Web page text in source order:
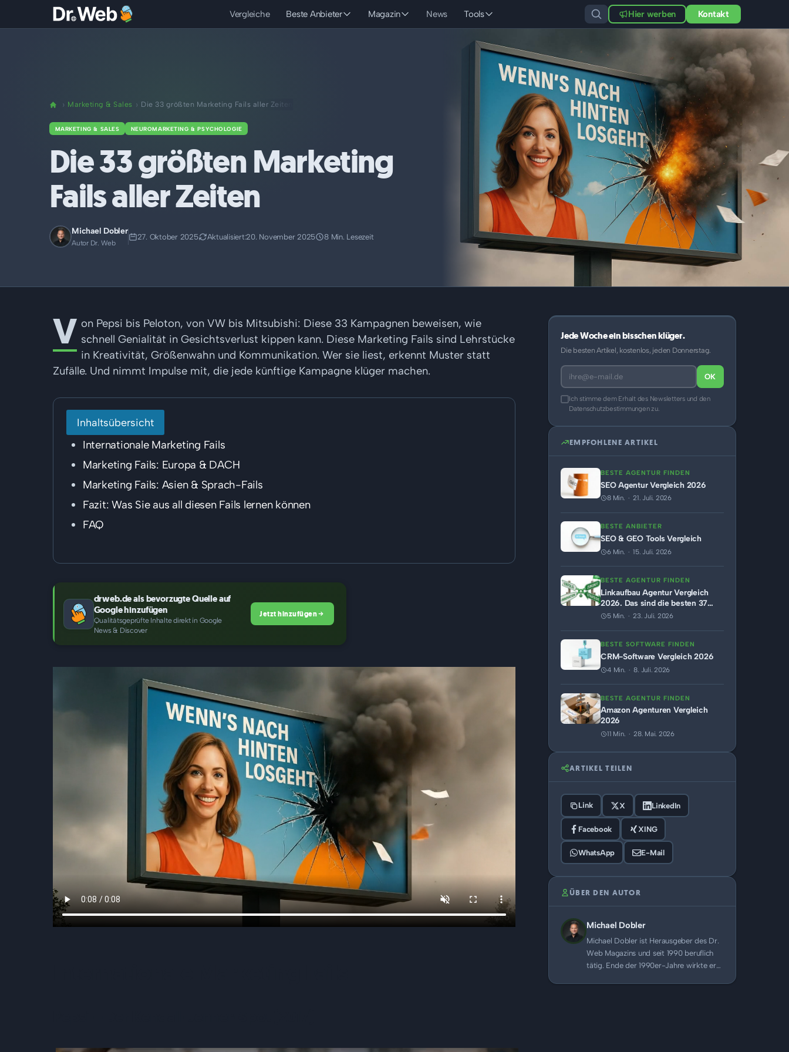
Vergleiche Beste Anbieter Magazin News Tools Hier werben Kontakt
Marketing & Sales Die 33 größten Marketing Fails aller Zeiten
MARKETING & SALES NEUROMARKETING & PSYCHOLOGIE
Die 33 größten Marketing
Fails aller Zeiten
Michael Dobler
Autor Dr. Web
27. Oktober 2025 Aktualisiert:20. November 2025 8 Min. Lesezeit
V on Pepsi bis Peloton, von VW bis Mitsubishi: Diese 33 Kampagnen beweisen, wie
schnell Genialität in Gesichtsverlust kippen kann. Diese Marketing Fails sind Lehrstücke
in Kreativität, Größenwahn und Kommunikation. Wer sie liest, erkennt Muster statt
Zufälle. Und nimmt Impulse mit, die jede künftige Kampagne klüger machen.
Inhaltsübersicht
Internationale Marketing Fails
Marketing Fails: Europa & DACH
Marketing Fails: Asien & Sprach-Fails
Fazit: Was Sie aus all diesen Fails lernen können
FAQ
drweb.de als bevorzugte Quelle auf
Google hinzufügen
Qualitätsgeprüfte Inhalte direkt in Google
News & Discover
Jetzt hinzufügen
Jede Woche ein bisschen klüger.
Die besten Artikel, kostenlos, jeden Donnerstag.
OK
Ich stimme dem Erhalt des Newsletters und den
Datenschutzbestimmungen zu.
EMPFOHLENE ARTIKEL
BESTE AGENTUR FINDEN
SEO Agentur Vergleich 2026
8 Min. · 21. Juli. 2026
BESTE ANBIETER
SEO & GEO Tools Vergleich
6 Min. · 15. Juli. 2026
BESTE AGENTUR FINDEN
Linkaufbau Agentur Vergleich
2026. Das sind die besten 37
Anbieter.
5 Min. · 23. Juli. 2026
BESTE SOFTWARE FINDEN
CRM-Software Vergleich 2026
4 Min. · 8. Juli. 2026
BESTE AGENTUR FINDEN
Amazon Agenturen Vergleich
2026
11 Min. · 28. Mai. 2026
ARTIKEL TEILEN
Link X LinkedIn
Facebook XING
WhatsApp E-Mail
ÜBER DEN AUTOR
Michael Dobler
Michael Dobler ist Herausgeber des Dr.
Web Magazins und seit 1990 beruflich
tätig. Ende der 1990er-Jahre wirkte er…